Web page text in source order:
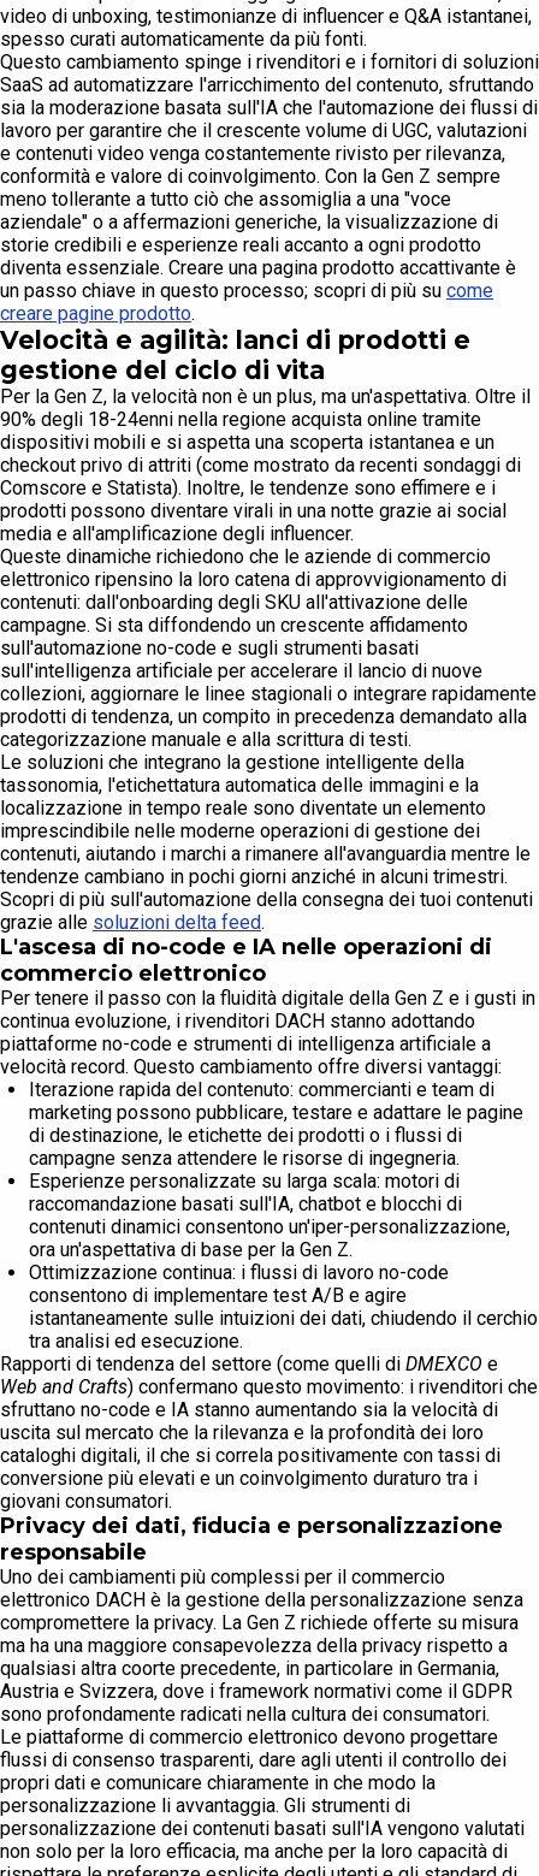
video di unboxing, testimonianze di influencer e Q&A istantanei,
spesso curati automaticamente da più fonti.
Questo cambiamento spinge i rivenditori e i fornitori di soluzioni
SaaS ad automatizzare l'arricchimento del contenuto, sfruttando
sia la moderazione basata sull'IA che l'automazione dei flussi di
lavoro per garantire che il crescente volume di UGC, valutazioni
e contenuti video venga costantemente rivisto per rilevanza,
conformità e valore di coinvolgimento. Con la Gen Z sempre
meno tollerante a tutto ciò che assomiglia a una "voce
aziendale" o a affermazioni generiche, la visualizzazione di
storie credibili e esperienze reali accanto a ogni prodotto
diventa essenziale. Creare una pagina prodotto accattivante è
un passo chiave in questo processo; scopri di più su come
creare pagine prodotto.
Velocità e agilità: lanci di prodotti e
gestione del ciclo di vita
Per la Gen Z, la velocità non è un plus, ma un'aspettativa. Oltre il
90% degli 18-24enni nella regione acquista online tramite
dispositivi mobili e si aspetta una scoperta istantanea e un
checkout privo di attriti (come mostrato da recenti sondaggi di
Comscore e Statista). Inoltre, le tendenze sono effimere e i
prodotti possono diventare virali in una notte grazie ai social
media e all'amplificazione degli influencer.
Queste dinamiche richiedono che le aziende di commercio
elettronico ripensino la loro catena di approvvigionamento di
contenuti: dall'onboarding degli SKU all'attivazione delle
campagne. Si sta diffondendo un crescente affidamento
sull'automazione no-code e sugli strumenti basati
sull'intelligenza artificiale per accelerare il lancio di nuove
collezioni, aggiornare le linee stagionali o integrare rapidamente
prodotti di tendenza, un compito in precedenza demandato alla
categorizzazione manuale e alla scrittura di testi.
Le soluzioni che integrano la gestione intelligente della
tassonomia, l'etichettatura automatica delle immagini e la
localizzazione in tempo reale sono diventate un elemento
imprescindibile nelle moderne operazioni di gestione dei
contenuti, aiutando i marchi a rimanere all'avanguardia mentre le
tendenze cambiano in pochi giorni anziché in alcuni trimestri.
Scopri di più sull'automazione della consegna dei tuoi contenuti
grazie alle soluzioni delta feed.
L'ascesa di no-code e IA nelle operazioni di
commercio elettronico
Per tenere il passo con la fluidità digitale della Gen Z e i gusti in
continua evoluzione, i rivenditori DACH stanno adottando
piattaforme no-code e strumenti di intelligenza artificiale a
velocità record. Questo cambiamento offre diversi vantaggi:
Iterazione rapida del contenuto: commercianti e team di
marketing possono pubblicare, testare e adattare le pagine
di destinazione, le etichette dei prodotti o i flussi di
campagne senza attendere le risorse di ingegneria.
Esperienze personalizzate su larga scala: motori di
raccomandazione basati sull'IA, chatbot e blocchi di
contenuti dinamici consentono un'iper-personalizzazione,
ora un'aspettativa di base per la Gen Z.
Ottimizzazione continua: i flussi di lavoro no-code
consentono di implementare test A/B e agire
istantaneamente sulle intuizioni dei dati, chiudendo il cerchio
tra analisi ed esecuzione.
Rapporti di tendenza del settore (come quelli di DMEXCO e
Web and Crafts) confermano questo movimento: i rivenditori che
sfruttano no-code e IA stanno aumentando sia la velocità di
uscita sul mercato che la rilevanza e la profondità dei loro
cataloghi digitali, il che si correla positivamente con tassi di
conversione più elevati e un coinvolgimento duraturo tra i
giovani consumatori.
Privacy dei dati, fiducia e personalizzazione
responsabile
Uno dei cambiamenti più complessi per il commercio
elettronico DACH è la gestione della personalizzazione senza
compromettere la privacy. La Gen Z richiede offerte su misura
ma ha una maggiore consapevolezza della privacy rispetto a
qualsiasi altra coorte precedente, in particolare in Germania,
Austria e Svizzera, dove i framework normativi come il GDPR
sono profondamente radicati nella cultura dei consumatori.
Le piattaforme di commercio elettronico devono progettare
flussi di consenso trasparenti, dare agli utenti il controllo dei
propri dati e comunicare chiaramente in che modo la
personalizzazione li avvantaggia. Gli strumenti di
personalizzazione dei contenuti basati sull'IA vengono valutati
non solo per la loro efficacia, ma anche per la loro capacità di